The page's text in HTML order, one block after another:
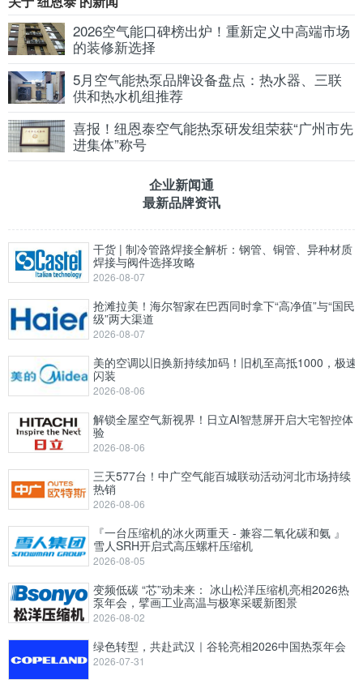
2026空气能口碑榜出炉！重新定义中高端市场
的装修新选择
5月空气能热泵品牌设备盘点：热水器、三联
供和热水机组推荐
喜报！纽恩泰空气能热泵研发组荣获“广州市先
进集体”称号
企业新闻通
最新品牌资讯
干货 | 制冷管路焊接全解析：钢管、铜管、异种材质
焊接与阀件选择攻略
2026-08-07
抢滩拉美！海尔智家在巴西同时拿下“高净值”与“国民
级”两大渠道
2026-08-07
美的空调以旧换新持续加码！旧机至高抵1000，极速
闪装
2026-08-06
解锁全屋空气新视界！日立AI智慧屏开启大宅智控体
验
2026-08-06
三天577台！中广空气能百城联动活动河北市场持续
热销
2026-08-06
『一台压缩机的冰火两重天 - 兼容二氧化碳和氨 』
雪人SRH开启式高压螺杆压缩机
2026-08-05
变频低碳 “芯”动未来： 冰山松洋压缩机亮相2026热
泵年会，擘画工业高温与极寒采暖新图景
2026-08-02
绿色转型，共赴武汉｜谷轮亮相2026中国热泵年会
2026-07-31